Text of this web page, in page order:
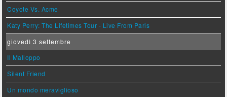
Coyote Vs. Acme
Katy Perry: The Lifetimes Tour - Live From Paris
giovedì 3 settembre
Il Malloppo
Silent Friend
Un mondo meraviglioso